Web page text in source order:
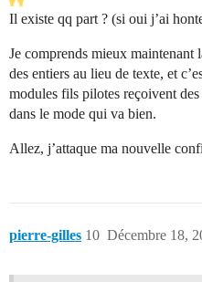
Il existe qq part ? (si oui j’ai
Je comprends mieux maintenant
des entiers au lieu de texte, et
modules fils pilotes reçoivent
dans le mode qui va bien.
Allez, j’attaque ma nouvelle
pierre-gilles Décembre 18,
10